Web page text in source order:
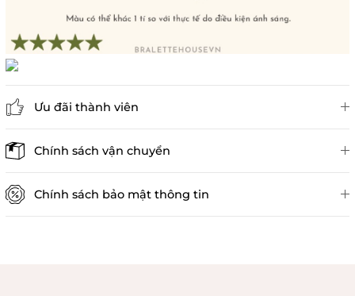
Ưu đãi thành viên
Chính sách vận chuyển
Chính sách bảo mật thông tin